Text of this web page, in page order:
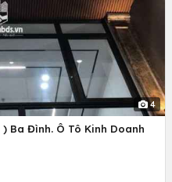
4
Ba Đình. Ô Tô Kinh Doanh